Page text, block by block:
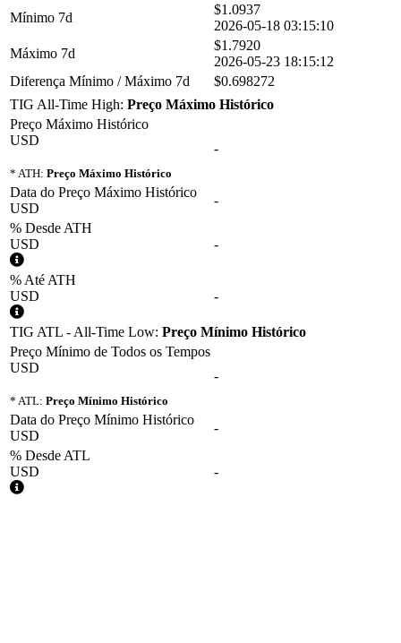
Mínimo 7d
$1.0937
2026-05-18 03:15:10
Máximo 7d
$1.7920
2026-05-23 18:15:12
Diferença Mínimo / Máximo 7d
$0.698272
TIG All-Time High: Preço Máximo Histórico
Preço Máximo Histórico
USD
* ATH: Preço Máximo Histórico
-
Data do Preço Máximo Histórico
USD
-
% Desde ATH
USD
-
% Até ATH
USD
-
TIG ATL - All-Time Low: Preço Mínimo Histórico
Preço Mínimo de Todos os Tempos
USD
* ATL: Preço Mínimo Histórico
-
Data do Preço Mínimo Histórico
USD
-
% Desde ATL
USD
-